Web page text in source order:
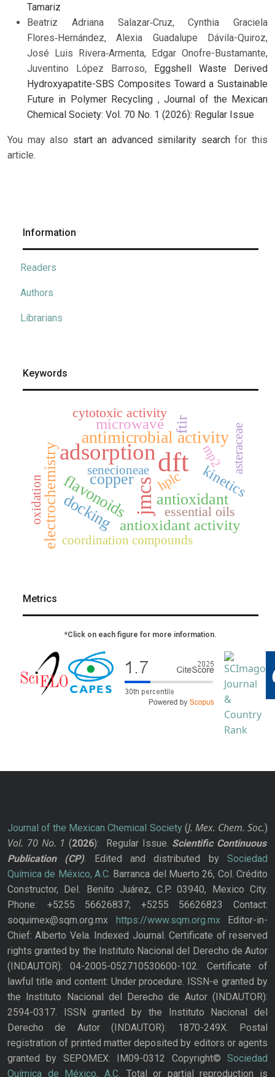
Tamariz
Beatriz Adriana Salazar‑Cruz, Cynthia Graciela
Flores‑Hernández, Alexia Guadalupe Dávila-Quiroz,
José Luis Rivera‑Armenta, Edgar Onofre-Bustamante,
Juventino López Barroso, Eggshell Waste Derived
Hydroxyapatite-SBS Composites Toward a Sustainable
Future in Polymer Recycling , Journal of the Mexican
Chemical Society: Vol. 70 No. 1 (2026): Regular Issue
You may also start an advanced similarity searchfor this
article.
Information
Readers
Authors
Librarians
Keywords
dft
adsorption
jmcs
antimicrobial activity
copper
antioxidant
electrochemistryflavonoids
docking antioxidant activity
microwave
kinetics
ftir
hplc
cytotoxic activity
essential oils
oxidation
coordination compounds
asteraceae
senecioneae
mp2
Metrics
*Click on each figure for more information.
Journal of the Mexican Chemical Society(J. Mex. Chem. Soc.)
Vol. 70 No. 1 (2026): Regular Issue. Scientific Continuous
Publication
(CP). Edited and distributed bySociedad
Química de México, A.C. Barranca del Muerto 26, Col. Crédito
Constructor, Del. Benito Juárez, C.P. 03940, Mexico City.
Phone: +5255 56626837; +5255 56626823 Contact:
soquimex@sqm.org.mx
https://www.sqm.org.mxEditor-in-
Chief: Alberto Vela. Indexed Journal. Certificate of reserved
rights granted by the Instituto Nacional del Derecho de Autor
(INDAUTOR): 04-2005-052710530600-102. Certificate of
lawful title and content: Under procedure. ISSN-e granted by
the Instituto Nacional del Derecho de Autor (INDAUTOR):
2594-0317. ISSN granted by the Instituto Nacional del
Derecho de Autor (INDAUTOR): 1870-249X. Postal
registration of printed matter deposited by editors or agents
granted by SEPOMEX: IM09-0312 Copyright© Sociedad
Química de México, A.C. Total or partial reproduction is